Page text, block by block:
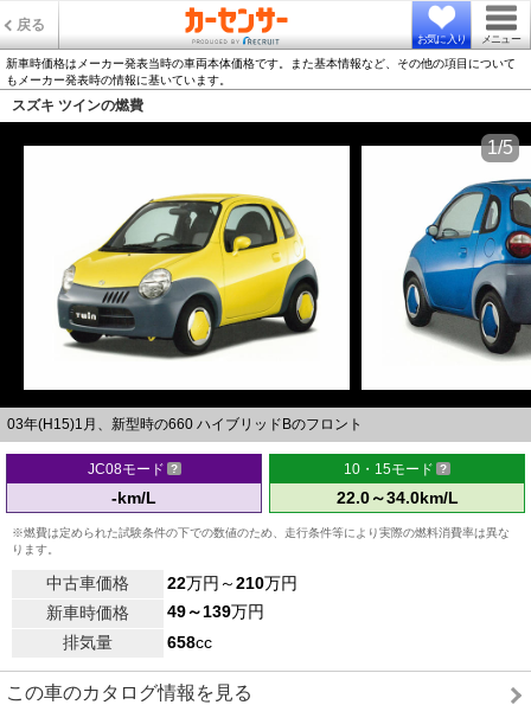
戻る
お気に入り メニュー
新車時価格はメーカー発表当時の車両本体価格です。また基本情報など、その他の項目について
もメーカー発表時の情報に基いています。
スズキ ツインの燃費
03年(H15)1月、新型時の660 ハイブリッドBのフロント
1/5
JC08モード
-km/L
10・15モード
22.0～34.0km/L
※燃費は定められた試験条件の下での数値のため、走行条件等により実際の燃料消費率は異な
ります。
中古車価格 22万円～210万円
新車時価格
49～139万円
排気量
658cc
この車のカタログ情報を見る